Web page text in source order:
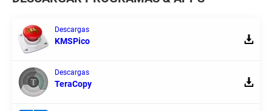
Descargas
KMSPico
Descargas
TeraCopy